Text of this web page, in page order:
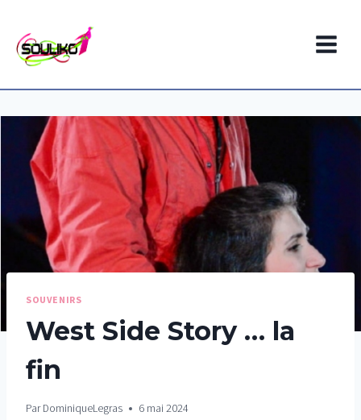
contenu
SOUVENIRS
West Side Story … la
fin
Par DominiqueLegras 6 mai 2024